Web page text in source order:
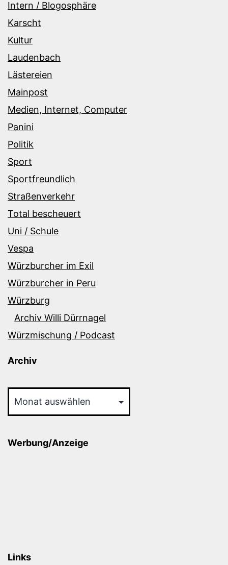
Intern / Blogosphäre
Karscht
Kultur
Laudenbach
Lästereien
Mainpost
Medien, Internet, Computer
Panini
Politik
Sport
Sportfreundlich
Straßenverkehr
Total bescheuert
Uni / Schule
Vespa
Würzburcher im Exil
Würzburcher in Peru
Würzburg
Archiv Willi Dürrnagel
Würzmischung / Podcast
Archiv
Werbung/Anzeige
Links